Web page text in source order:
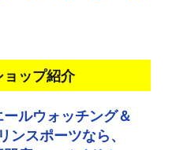
ョップ紹介
ルウォッチング＆
ンスポーツなら、